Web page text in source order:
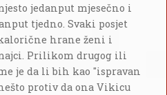
jedanput mjesečno i
tjedno. Svaki posjet
hrane ženi i
Prilikom drugog ili
je da li bih kao "ispravan
protiv da ona Vikicu